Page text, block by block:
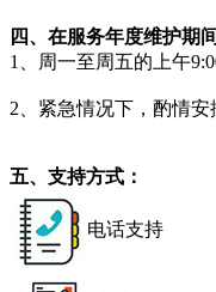
四、在服务年度维护期
1、周一至周五的上午
2、紧急情况下，酌情
五、支持方式：
电话支持